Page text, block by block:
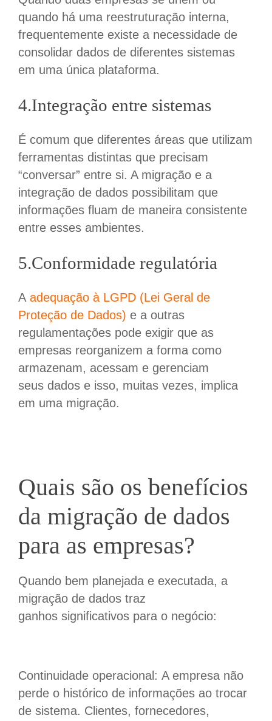
quando há uma reestruturação interna,
frequentemente existe a necessidade de
consolidar dados de diferentes sistemas
em uma única plataforma.
4.Integração entre sistemas
É comum que diferentes áreas que utilizam
ferramentas distintas que precisam
“conversar” entre si. A migração e a
integração de dados possibilitam que
informações fluam de maneira consistente
entre esses ambientes.
5.Conformidade regulatória
A adequação à LGPD (Lei Geral de
Proteção de Dados) e a outras
regulamentações pode exigir que as
empresas reorganizem a forma como
armazenam, acessam e gerenciam
seus dados eisso, muitasvezes, implica
em uma migração.
Quais são os benefícios
da migração de dados
para as empresas?
Quando bem planejada e executada, a
migração de dados traz
ganhos significativos para o negócio:
Continuidade operacional: A empresa não
perde o histórico de informações ao trocar
de sistema. Clientes, fornecedores,